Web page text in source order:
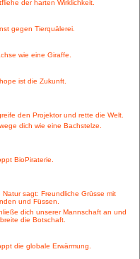
der harten Wirklichkeit.
gegen Tierquälerei.
wie eine Giraffe.
ist die Zukunft.
den Projektor und rette die Welt.
dich wie eine Bachstelze.
BioPiraterie.
Natur sagt: Freundliche Grüsse mit
und Füssen.
dich unserer Mannschaft an und
die Botschaft.
die globale Erwärmung.